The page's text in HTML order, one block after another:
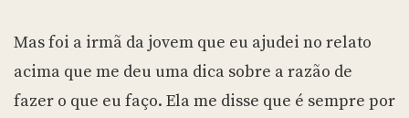
Mas foi a irmã da jovem que eu ajudei no relato
acima que me deu uma dica sobre a razão de
fazer o que eu faço. Ela me disse que é sempre por